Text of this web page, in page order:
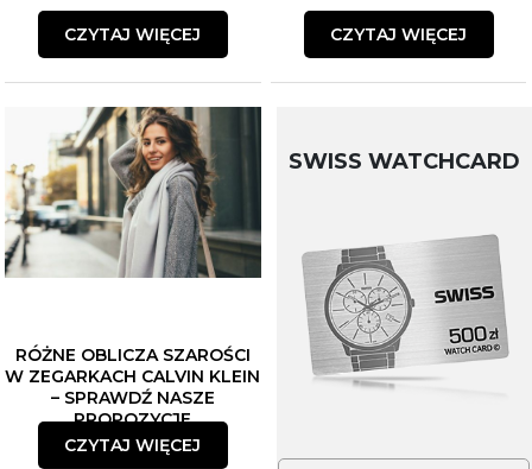
CZYTAJ WIĘCEJ CZYTAJ WIĘCEJ
RÓŻNE OBLICZA SZAROŚCI
W ZEGARKACH CALVIN KLEIN
– SPRAWDŹ NASZE
PROPOZYCJE
CZYTAJ WIĘCEJ
SWISS WATCHCARD